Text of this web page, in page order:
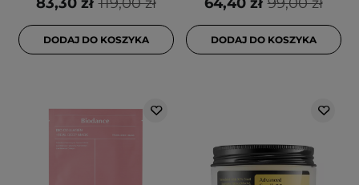
119,00 zł
83,30 zł
DODAJ DO KOSZYKA
99,00 zł
64,40 zł
DODAJ DO KOSZYKA